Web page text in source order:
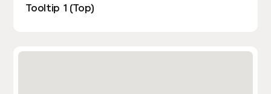
Tooltip 1 (Top)